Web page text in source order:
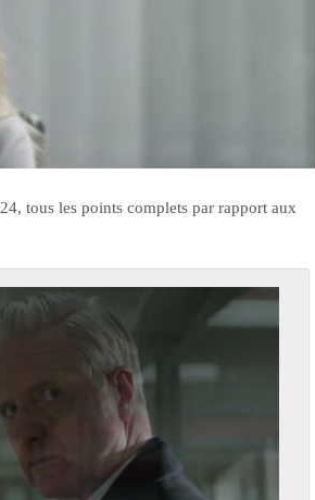
tous les points complets par rapport aux